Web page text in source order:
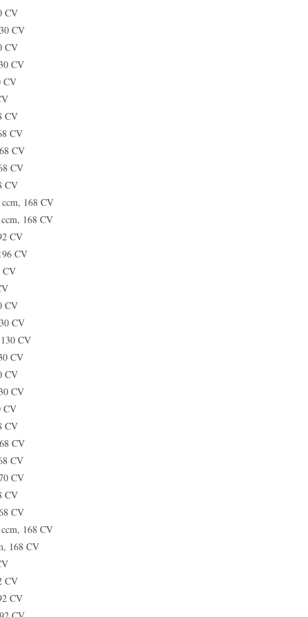
CV
CV
CV
CV
CV
CV
CV
CV
CV
CV
168 CV
168 CV
CV
CV
CV
CV
CV
CV
CV
CV
CV
CV
CV
CV
CV
CV
CV
CV
168 CV
168 CV
CV
CV